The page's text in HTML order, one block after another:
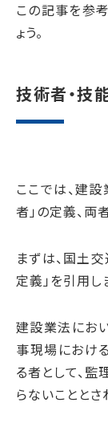
この記事を参
ょう。
技術者・技
ここでは、建
者」の定義、両
まずは、国土
定義」を引用し
建設業法にお
事現場におけ
る者として、
らないこととさ